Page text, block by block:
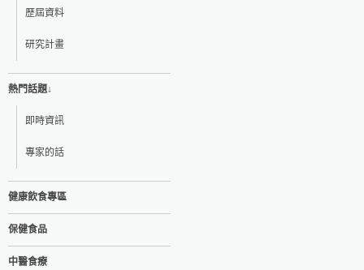
歷屆資料
研究計畫
熱門話題↓
即時資訊
專家的話
健康飲食專區
保健食品
中醫食療